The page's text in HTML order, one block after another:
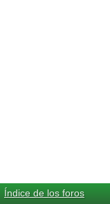
Índice de los foros